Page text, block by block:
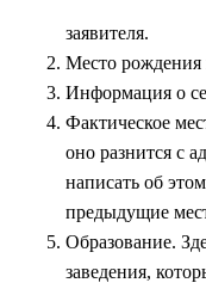
заявителя.
Место рождения
Информация о
Фактическое
оно разнится с
написать об
предыдущие
Образование.
заведения,